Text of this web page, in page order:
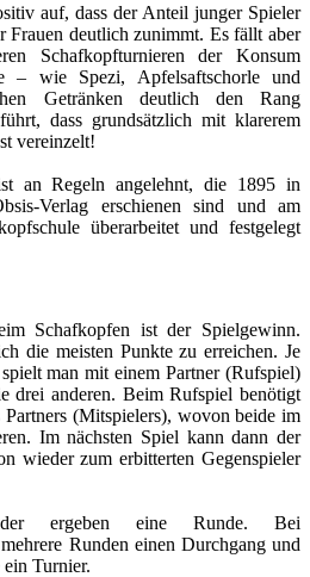
auf, dass der Anteil junger Spieler
Frauen deutlich zunimmt. Es fällt aber
Schafkopfturnieren der Konsum
– wie Spezi, Apfelsaftschorle und
Getränken deutlich den Rang
dass grundsätzlich mit klarerem
vereinzelt!
an Regeln angelehnt, die 1895 in
Verlag erschienen sind und am
überarbeitet und festgelegt
Schafkopfen ist der Spielgewinn.
die meisten Punkte zu erreichen. Je
man mit einem Partner (Rufspiel)
drei anderen. Beim Rufspiel benötigt
(Mitspielers), wovon beide im
Im nächsten Spiel kann dann der
wieder zum erbitterten Gegenspieler
ergeben eine Runde. Bei
Runden einen Durchgang und
Turnier.